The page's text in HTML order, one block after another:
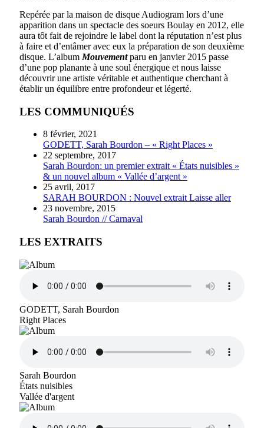
Repérée par la maison de disque Audiogram lors d’une
apparition dans un spectacle des soeurs Boulay en 2012, elle
aura tôt fait de rejoindre le label dont la réputation n’est plus
à faire et d’entâmer avec eux la préparation de son deuxième
disque. L’album Mouvementparu en janvier 2015 passe
d’une pop planante à une soul énergique et nous laisse
découvrir une artiste véritable et authentique cherchant à
établir un équilibre entre profondeur et légerté.
LES COMMUNIQUÉS
8 février, 2021
GODETT, Sarah Bourdon – « Right Places »
22 septembre, 2017
Sarah Bourdon: un premier extrait « États nuisibles »
& un nouvel album « Vallée d’argent »
25 avril, 2017
SARAH BOURDON : Nouvel extrait Laisse aller
23 novembre, 2015
Sarah Bourdon // Carnaval
LES EXTRAITS
GODETT, Sarah Bourdon
Right Places
Sarah Bourdon
États nuisibles
Vallée d'argent